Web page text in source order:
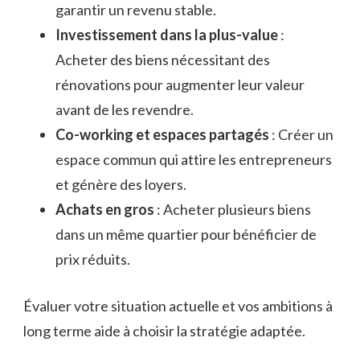
garantir un revenu stable.
Investissement dans la plus-value:
Acheter des biens nécessitant des
rénovations pour augmenter leur valeur
avant de les revendre.
Co-working et espaces partagés : Créer un
espace commun qui attire les entrepreneurs
et génère des loyers.
Achats en gros : Acheter plusieurs biens
dans un même quartier pour bénéficier de
prix réduits.
Évaluer votre situation actuelle et vos ambitions à
long terme aide à choisir la stratégie adaptée.